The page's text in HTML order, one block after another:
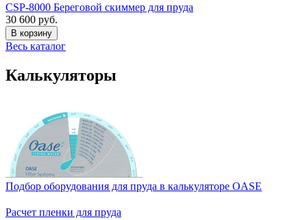
CSP-8000 Береговой скиммер для пруда
30 600 руб.
В корзину
Весь каталог
Калькуляторы
Подбор оборудования для пруда в калькуляторе OASE
Расчет пленки для пруда